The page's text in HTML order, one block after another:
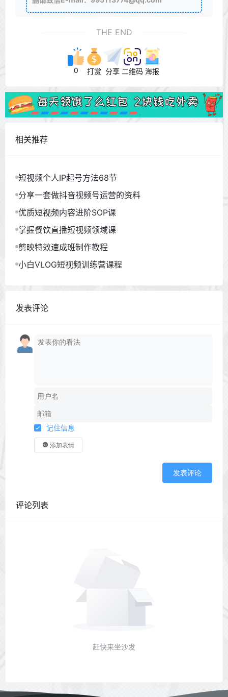
THE END
0 打赏 分享 二维码 海报
相关推荐
短视频个人IP起号方法68节
分享一套做抖音视频号运营的资料
优质短视频内容进阶SOP课
掌握餐饮直播短视频领域课
剪映特效速成班制作教程
小白VLOG短视频训练营课程
发表评论
记住信息
添加表情
发表评论
评论列表
赶快来坐沙发